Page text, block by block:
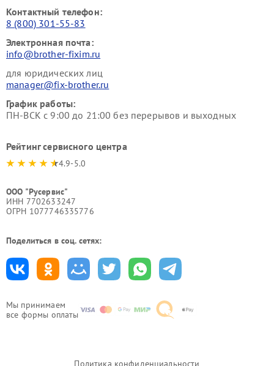
Мы принимаем
все формы оплаты
Контактный телефон:
8 (800) 301-55-83
Электронная почта:
info@brother-fixim.ru
для юридических лиц
manager@fix-brother.ru
График работы:
ПН-ВСК с 9:00 до 21:00 без перерывов и выходных
Рейтинг сервисного центра
4.9-5.0
ООО "Русервис"
ИНН 7702633247
ОГРН 1077746335776
Поделиться в соц. сетях: